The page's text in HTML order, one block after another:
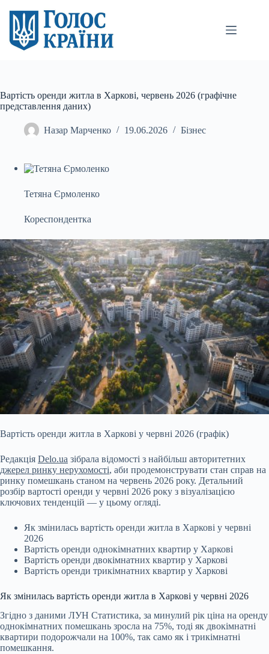
вмісту
Вартість оренди житла в Харкові, червень 2026 (графічне
представлення даних)
Назар Марченко 19.06.2026 Бізнес
Тетяна Єрмоленко
Кореспондентка
Вартість оренди житла в Харкові у червні 2026 (графік)
Редакція Delo.ua зібрала відомості з найбільш авторитетних
джерел ринку нерухомості, аби продемонструвати стан справ на
ринку помешкань станом на червень 2026 року. Детальний
розбір вартості оренди у червні 2026 року з візуалізацією
ключових тенденцій — у цьому огляді.
Як змінилась вартість оренди житла в Харкові у червні
2026
Вартість оренди однокімнатних квартир у Харкові
Вартість оренди двокімнатних квартир у Харкові
Вартість оренди трикімнатних квартир у Харкові
Як змінилась вартість оренди житла в Харкові у червні 2026
Згідно з даними ЛУН Статистика, за минулий рік ціна на оренду
однокімнатних помешкань зросла на 75%, тоді як двокімнатні
квартири подорожчали на 100%, так само як і трикімнатні
помешкання.